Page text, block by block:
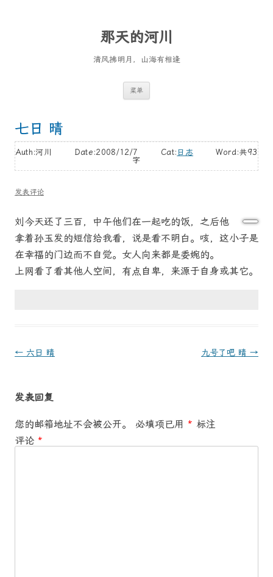
那天的河川
清风拂明月，山海有相逢
菜单
七日 晴
Auth:河川 Date:2008/12/7 Cat: 日志 Word:共93
字
发表评论
刘今天还了三百，中午他们在一起吃的饭，之后他
拿着孙玉发的短信给我看，说是看不明白。咳，这小子是
在幸福的门边而不自觉。女人向来都是委婉的。
上网看了看其他人空间，有点自卑，来源于自身或其它。
文
航
← 六日 晴 九号了吧 晴 →
发表回复
您的邮箱地址不会被公开。 必填项已用 * 标注
评论 *